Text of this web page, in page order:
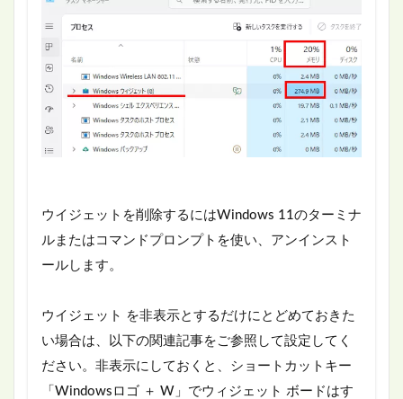
ウイジェットを削除するにはWindows 11のターミナ
ルまたはコマンドプロンプトを使い、アンインスト
ールします。
ウイジェット を非表示とするだけにとどめておきた
い場合は、以下の関連記事をご参照して設定してく
ださい。非表示にしておくと、ショートカットキー
「Windowsロゴ ＋ W」でウィジェット ボードはす